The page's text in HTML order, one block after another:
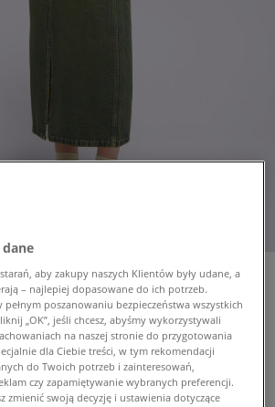
LONG
SKIRT W
aby zakupy naszych Klientów były udane, a
– najlepiej dopasowane do ich potrzeb.
poszanowaniu bezpieczeństwa wszystkich
„OK”, jeśli chcesz, abyśmy wykorzystywali
na naszej stronie do przygotowania
dla Ciebie treści, w tym rekomendacji
do Twoich potrzeb i zainteresowań,
czy zapamiętywanie wybranych preferencji.
zmienić swoją decyzję i ustawienia dotyczące